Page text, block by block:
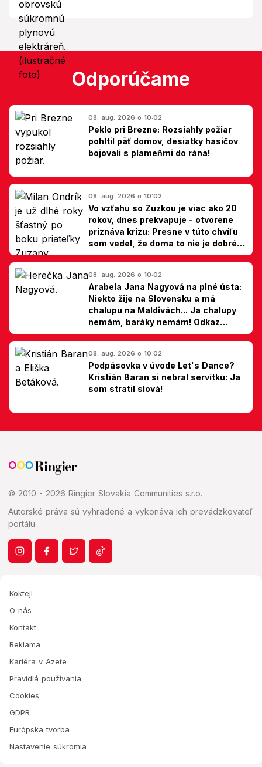
Odporúčame
08. aug. 2026 o 10:02
Peklo pri Brezne: Rozsiahly požiar
pohltil päť domov, desiatky hasičov
bojovali s plameňmi do rána!
08. aug. 2026 o 10:02
Vo vzťahu so Zuzkou je viac ako 20
rokov, dnes prekvapuje - otvorene
priznáva krízu: Presne v túto chvíľu
som vedel, že doma to nie je dobré,
hovorí Milan Ondrík
08. aug. 2026 o 10:02
Arabela Jana Nagyová na plné ústa:
Niekto žije na Slovensku a má
chalupu na Maldivách... Ja chalupy
nemám, baráky nemám! Odkaz
Slovákom
08. aug. 2026 o 10:02
Podpásovka v úvode Let's Dance?
Kristián Baran si nebral servítku: Ja
som stratil slová!
© 2010 - 2026 Ringier Slovakia Communities s.r.o.
Autorské práva sú vyhradené a vykonáva ich prevádzkovateľ
portálu.
Koktejl
O nás
Kontakt
Reklama
Kariéra v Azete
Pravidlá používania
Cookies
GDPR
Európska tvorba
Nastavenie súkromia